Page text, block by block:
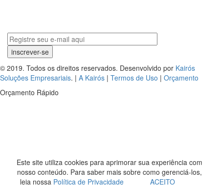
© 2019. Todos os direitos reservados. Desenvolvido por Kairós
Soluções Empresariais. | A Kairós | Termos de Uso | Orçamento
Orçamento Rápido
Este site utiliza cookies para aprimorar sua experiência com
nosso conteúdo. Para saber mais sobre como gerenciá-los,
leia nossa Política de Privacidade
ACEITO